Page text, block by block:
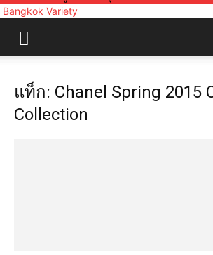
Bangkok Variety
แท็ก: Chanel Spring 2015
Collection